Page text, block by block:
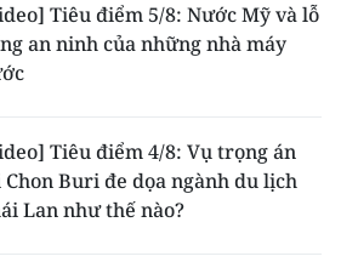
phía Bắc
Tiêu điểm 5/8: Nước Mỹ và lỗ
an ninh của những nhà máy
Tiêu điểm 4/8: Vụ trọng án
Buri đe dọa ngành du lịch
Lan như thế nào?